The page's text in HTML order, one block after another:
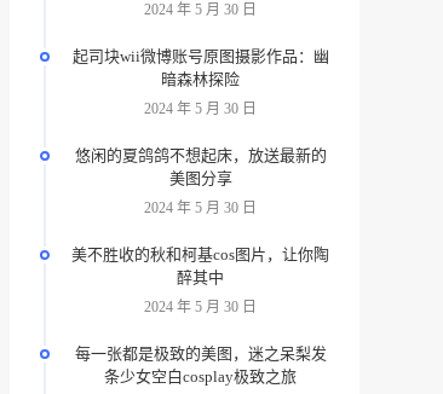
2024 年 5 月 30 日
起司块wii微博账号原图摄影作品：幽
暗森林探险
2024 年 5 月 30 日
悠闲的夏鸽鸽不想起床，放送最新的
美图分享
2024 年 5 月 30 日
美不胜收的秋和柯基cos图片，让你陶
醉其中
2024 年 5 月 30 日
每一张都是极致的美图，迷之呆梨发
条少女空白cosplay极致之旅